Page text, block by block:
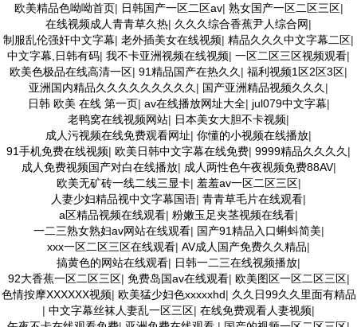
欧美精品色呦呦首页| 日韩国产一区二区av| 熟女国产一区二区三区|
在线视频成人青青草久热| 久久久综合香蕉尹人综合网|
制服乱伦强奸中文字幕| 老外插美女在线视频| 精品久久久中文字幕二区|
中文字幕,日韩有码| 我不卡亚洲视频在线视频| 一区二区三区视频观看|
欧美色极品在线高清一区| 91精品国产在热久久 | 福利视频1区2区3区|
亚洲国内精品久久久久久久久久久 | 国产亚洲精品视频久久久 |
日韩 欧美 在线 第一页| av在线播放网址大全| jul079中文字幕|
老鸭窝在线视频网站| 日本美女大胆不卡视频|
成人污视频在线免费观看网址| 你懂的小视频在线播放|
91手机免费在线视频| 欧美日韩中文字幕在线免费| 9999精品久久久久 |
成人免费视频国产对白在线播放| 成人两性色午夜视频免费88AV|
欧美无矿砖一线二线三显卡| 羞羞av一区二区三区|
人妻少妇精品视中文字幕国语| 青青草毛片在线观看|
a区精品视频在线观看| 粉嫩玉足夹茎视频在线看|
一二三熟女熟妇av网站在线观看| 国产91精品入口蝌蚪简美|
xxx一区二区三区在线观看| AV成人国产免费久久精品|
搞黄色的网站在线观看| 日韩一二三在线视频播放|
92大香蕉一区二区三区| 免费岛国av在线观看| 欧美图区一区二区三区|
色情按摩XXXXXX视频| 欧美猛少妇色xxxxxhd| 久久日99久久里面有精品
| 中文字幕丝袜人妻乱一区三区| 在线免费观看人妻视频|